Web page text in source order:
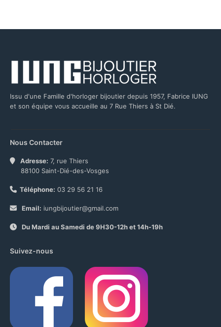
Issu d'une Famille d'horloger bijoutier depuis 1957, Fabrice IUNG
et son équipe vous accueille au 7 Rue Thiers à St Dié.
Nous Contacter
Adresse: 7, rue Thiers
88100 Saint-Dié-des-Vosges
Téléphone: 03 29 56 21 16
Email: iungbijoutier@gmail.com
Du Mardi au Samedi de 9H30-12h et 14h-19h
Suivez-nous